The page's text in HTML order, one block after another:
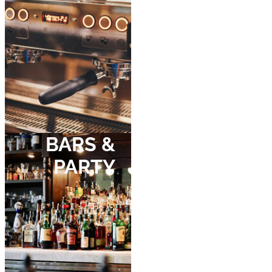
BARS &
PARTY